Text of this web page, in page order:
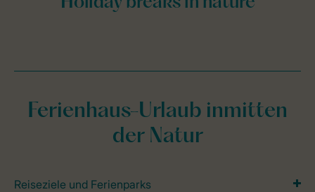
Ferienhaus-Urlaub inmitten
der Natur
Reiseziele und Ferienparks